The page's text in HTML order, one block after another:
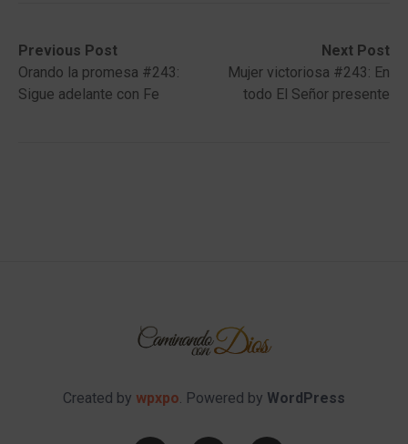
Post
navigation
Previous Post
Previous
post:Orando la promesa #243:
Sigue adelante con Fe
Next Post
Next
post:
Mujer victoriosa #243: En
todo El Señor presente
Created by wpxpo. Powered by WordPress